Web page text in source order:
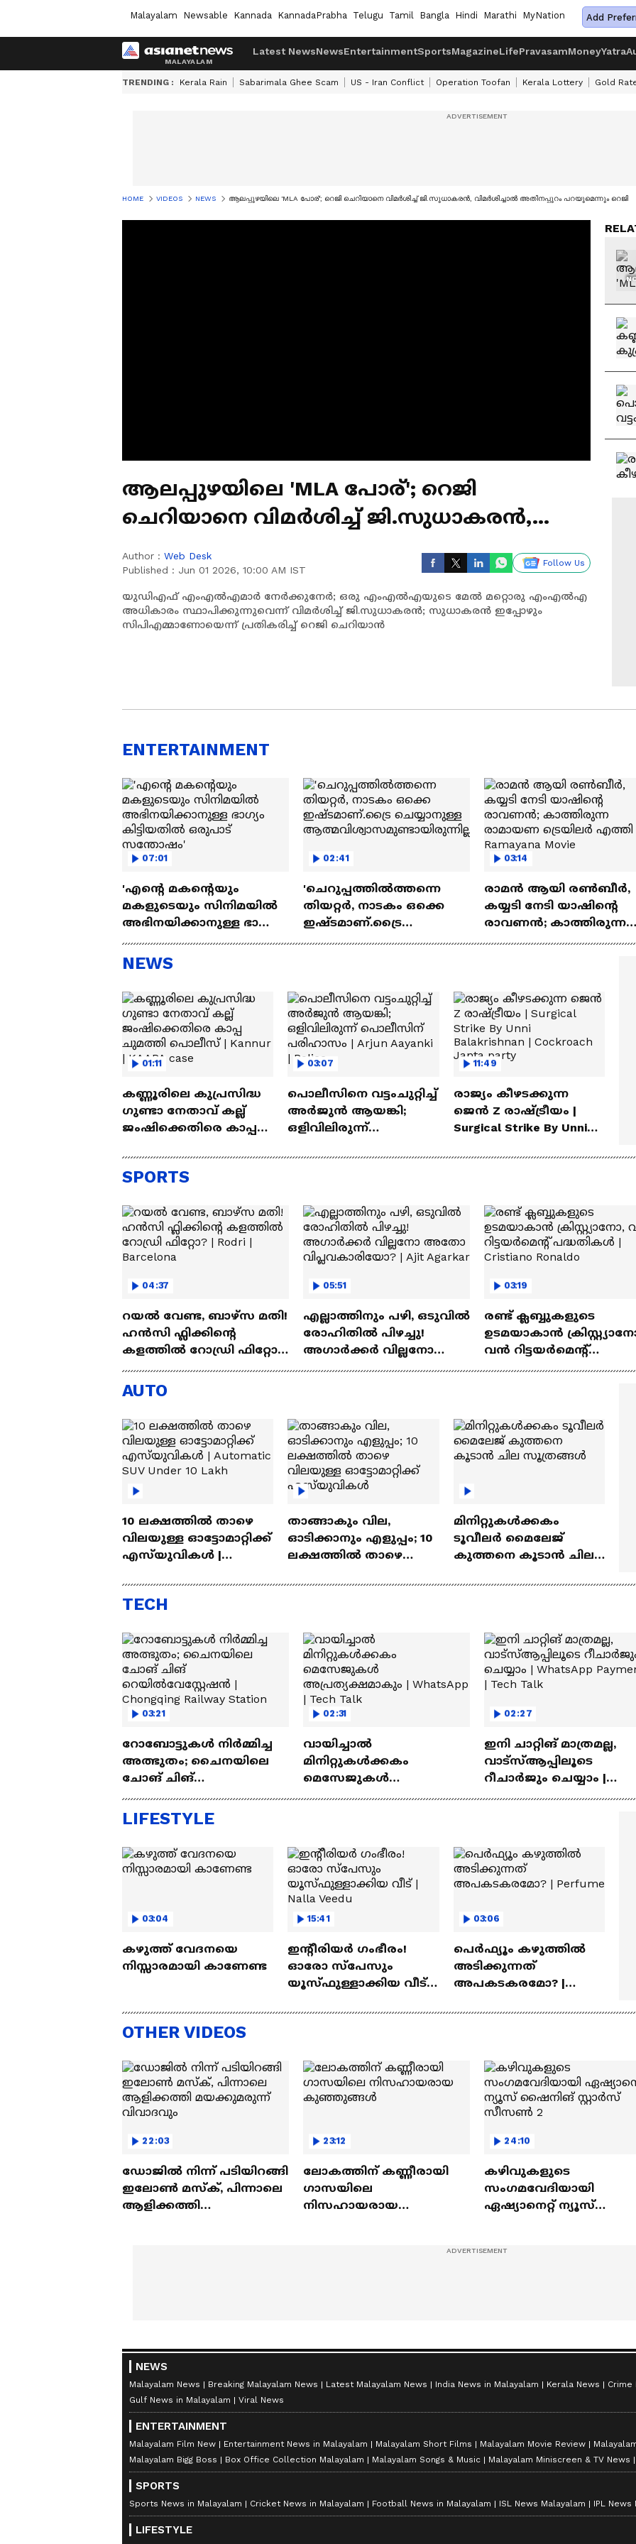
Malayalam Newsable Kannada KannadaPrabha Telugu Tamil Bangla Hindi Marathi MyNation Add
Latest NewsNewsEntertainmentSportsMagazineLifePravasamMoneyYatra
TRENDING : Kerala Rain Sabarimala Ghee Scam US - Iran Conflict Operation Toofan Kerala Lottery Gold
HOME VIDEOS NEWS ആലപ്പുഴയിലെ 'MLA പോര്'; റെജി ചെറിയാനെ വിമർശിച്ച് ജി.സുധാകരൻ, വിമർശിച്ചാൽ അതിനപ്പുറം പറയുമെന്നും റെജി
ആലപ്പുഴയിലെ 'MLA പോര്'; റെജി
ചെറിയാനെ വിമർശിച്ച് ജി.സുധാകരൻ,
റെജി
Author : Web Desk
Published : Jun 01 2026, 10:00 AM IST
Follow Us
യുഡിഎഫ് എംഎൽഎമാർ നേർക്കുനേർ; ഒരു എംഎൽഎയുടെ മേൽ മറ്റൊരു എംഎൽഎ
അധികാരം സ്ഥാപിക്കുന്നുവെന്ന് വിമർശിച്ച് ജി.സുധാകരൻ; സുധാകരൻ ഇപ്പോഴും
സിപിഎമ്മാണോയെന്ന് പ്രതികരിച്ച് റെജി ചെറിയാൻ
ENTERTAINMENT
07:01
'എന്റെ മകന്റെയും
മകളുടെയും സിനിമയിൽ
അഭിനയിക്കാനുള്ള ഭാഗ്യം
കിട്ടിയതിൽ ഒരുപാട്
സന്തോഷം'
02:41
'ചെറുപ്പത്തിൽത്തന്നെ
തിയറ്റർ, നാടകം ഒക്കെ
ഇഷ്ടമാണ്.ട്രൈ
ചെയ്യാനുള്ള
03:14
രാമന്‍ ആയി രൺബീർ,
കയ്യടി നേടി യാഷിന്റെ
രാവണൻ; കാത്തിരുന്ന
രാമായണ ട്രെയിലർ
NEWS
01:11
കണ്ണൂരിലെ കുപ്രസിദ്ധ
ഗുണ്ടാ നേതാവ് കല്ല്
ജംഷിക്കെതിരെ കാപ്പ
Kannur | KAAPA case
03:07
പൊലീസിനെ വട്ടംചുറ്റിച്ച്
അര്‍ജുന്‍ ആയങ്കി;
ഒളിവിലിരുന്ന്
Arjun Aayanki | Police
11:49
രാജ്യം കീഴടക്കുന്ന
ജെന്‍ Z രാഷ്ട്രീയം |
Surgical Strike By Unni
Janta party
SPORTS
04:37
റയല്‍ വേണ്ട, ബാഴ്‌സ മതി!
ഹൻസി ഫ്ലിക്കിന്റെ
കളത്തില്‍ റോഡ്രി ഫിറ്റോ?
| Rodri | Barcelona
05:51
എല്ലാത്തിനും പഴി, ഒടുവില്‍
രോഹിതില്‍ പിഴച്ചു!
അഗാര്‍ക്കർ വില്ലനോ
അതോ വിപ്ലവകാരിയോ? |
03:19
രണ്ട്‌ ക്ലബ്ബുകളുടെ
ഉടമയാകാന്‍
വന്‍ റിട്ടയര്‍മെന്റ്‌
പദ്ധതികള്‍ | Cristiano
AUTO
10 ലക്ഷത്തിൽ താഴെ
വിലയുള്ള ഓട്ടോമാറ്റിക്ക്
എസ്‍യുവികൾ |
Lakh
താങ്ങാകും വില,
ഓടിക്കാനും എളുപ്പം; 10
ലക്ഷത്തിൽ താഴെ
എസ്‍യുവികൾ
മിനിറ്റുകൾക്കകം
ടൂവീലർ മൈലേജ്
കുത്തനെ കൂടാൻ ചില
TECH
03:21
റോബോട്ടുകൾ നിർമ്മിച്ച
അത്ഭുതം; ചൈനയിലെ
ചോങ് ചിങ്
Chongqing Railway Station
02:31
വായിച്ചാൽ
മിനിറ്റുകൾക്കകം
മെസേജുകള്‍
02:27
ഇനി ചാറ്റിങ് മാത്രമല്ല,
വാട്‌സ്‌ആപ്പിലൂടെ
റീചാർജും ചെയ്യാം |
LIFESTYLE
03:04
കഴുത്ത് വേദനയെ
നിസ്സാരമായി കാണേണ്ട
15:41
ഇന്റീരിയർ ഗംഭീരം!
ഓരോ സ്‌പേസും
യൂസ്ഫുള്ളാക്കിയ വീട് |
03:06
പെർഫ്യൂം കഴുത്തിൽ
അടിക്കുന്നത്
അപകടകരമോ? |
OTHER VIDEOS
22:03
ഡോജിൽ നിന്ന് പടിയിറങ്ങി
ഇലോൺ മസ്ക്, പിന്നാലെ
ആളിക്കത്തി
23:12
ലോകത്തിന് കണ്ണീരായി
ഗാസയിലെ
നിസഹായരായ
24:10
കഴിവുകളുടെ
സംഗമവേദിയായി
ഏഷ്യാനെറ്റ് ന്യൂസ്
NEWS
Malayalam News Breaking Malayalam News Latest Malayalam News India News in Malayalam Kerala News Crime
Gulf News in Malayalam
Viral News
ENTERTAINMENT
Malayalam Film New Entertainment News in Malayalam Malayalam Short Films Malayalam Movie Review
Malayalam Bigg Boss
Box Office Collection Malayalam Malayalam Songs & Music Malayalam Miniscreen & TV News
SPORTS
Sports News in Malayalam Cricket News in Malayalam Football News in Malayalam ISL News Malayalam IPL News
LIFESTYLE